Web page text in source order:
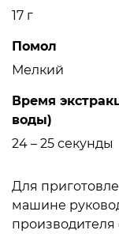
17 г
Помол
Мелкий
Время
воды)
24 – 25 секунды
Для
машине